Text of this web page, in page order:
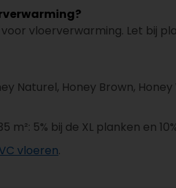
vloerverwarming. Let bij
Naturel, Honey Brown, Honey
m²: 5% bij de XL planken en
vloeren.